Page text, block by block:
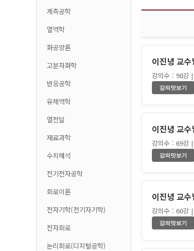
계측공학
열역학
화공양론
고분자화학
반응공학
유체역학
열전달
재료과학
수치해석
전기전자공학
회로이론
전자기학(전기자기학)
전자회로
논리회로(디지털공학)
이진녕 교
강의수 : 98강
이진녕 교
강의수 : 69강
이진녕 교
강의수 : 60강